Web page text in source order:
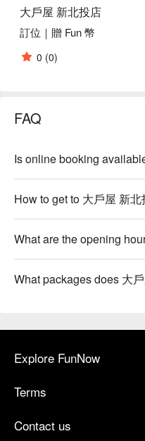
大戶屋 新北投店
訂位｜贈 Fun 幣
0 (0)
FAQ
Is online booking
How to get to 大戶屋 新北
What are the opening
What packages does 大
Explore FunNow
Terms
Contact us